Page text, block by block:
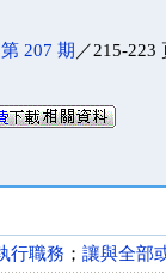
第 207 期 ／215-223
行職務 ； 讓與全部